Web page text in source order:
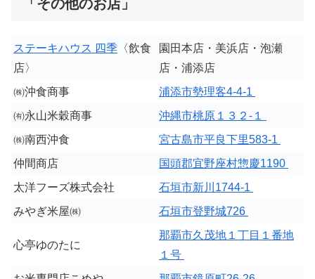
「その他のお店」
ステーキハウス 四季 〈飲食
店〉
園田本店・美浜店・泡瀬
店・浦添店
㈱沖食商事
浦添市勢理客4-4-1
㈲永山米穀商事
沖縄市桃原１３２-１
㈱南西沖食
宮古島市平良下里583-1
仲間商店
国頭郡宜野座村惣慶1190
太洋フーズ株式会社
石垣市新川1744-1
みやぎ米屋㈱
石垣市登野城726
心亭ゆのたに
那覇市久茂地１丁目１番地
１号